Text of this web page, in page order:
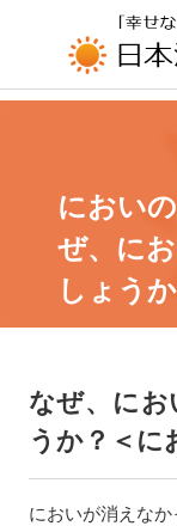
UA-196110426-1
におい
ぜ、に
しょう
なぜ、にお
うか？＜に
においが消えな